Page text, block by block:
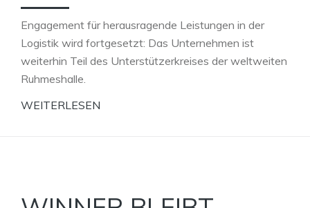
Engagement für herausragende Leistungen in der
Logistik wird fortgesetzt: Das Unternehmen ist
weiterhin Teil des Unterstützerkreises der weltweiten
Ruhmeshalle.
WEITERLESEN